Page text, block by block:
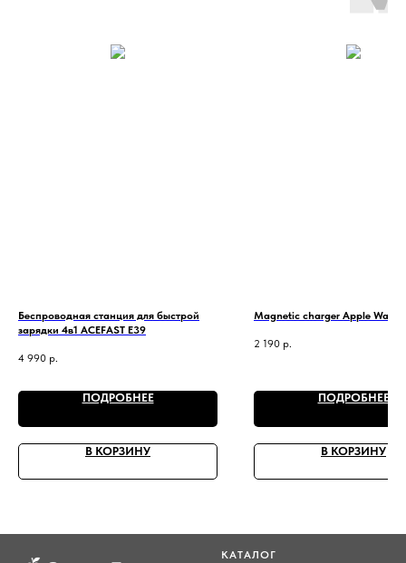
Беспроводная станция для быстрой
зарядки 4в1 ACEFAST E39
4 990 р.
ПОДРОБНЕЕ
В КОРЗИНУ
Magnetic charger Apple Watch
2 190 р.
ПОДРОБНЕЕ
В КОРЗИНУ
КАТАЛОГ